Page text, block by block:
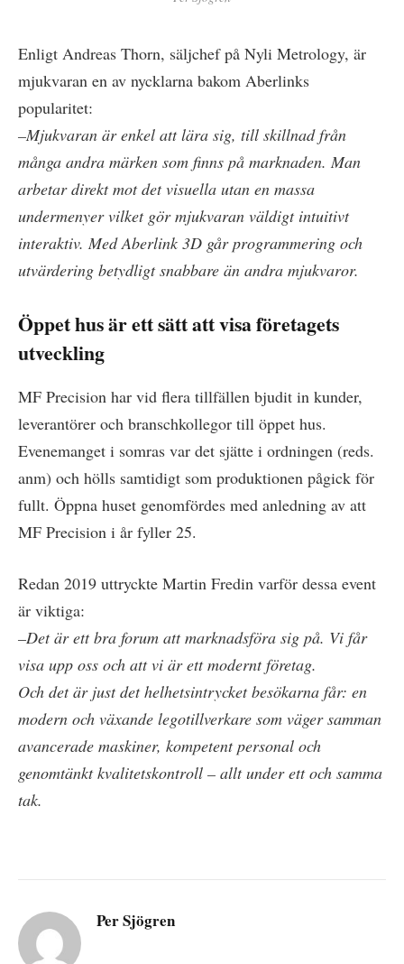
Enligt Andreas Thorn, säljchef på Nyli Metrology, är
mjukvaran en av nycklarna bakom Aberlinks
popularitet:
–Mjukvaran är enkel att lära sig, till skillnad från
många andra märken som finns på marknaden. Man
arbetar direkt mot det visuella utan en massa
undermenyer vilket gör mjukvaran väldigt intuitivt
interaktiv. Med Aberlink 3D går programmering och
utvärdering betydligt snabbare än andra mjukvaror.
Öppet hus är ett sätt att visa företagets
utveckling
MF Precision har vid flera tillfällen bjudit in kunder,
leverantörer och branschkollegor till öppet hus.
Evenemanget i somras var det sjätte i ordningen (reds.
anm) och hölls samtidigt som produktionen pågick för
fullt. Öppna huset genomfördes med anledning av att
MF Precision i år fyller 25.
Redan 2019 uttryckte Martin Fredin varför dessa event
är viktiga:
–Det är ett bra forum att marknadsföra sig på. Vi får
visa upp oss och att vi är ett modernt företag.
Och det är just det helhetsintrycket besökarna får: en
modern och växande legotillverkare som väger samman
avancerade maskiner, kompetent personal och
genomtänkt kvalitetskontroll – allt under ett och samma
tak.
Per Sjögren